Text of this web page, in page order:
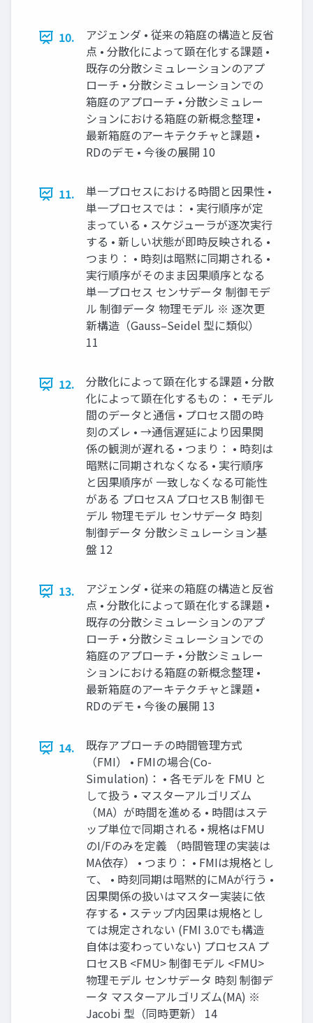
10.
アジェンダ • 従来の箱庭の構造と反省
点 • 分散化によって顕在化する課題 •
既存の分散シミュレーションのアプ
ローチ • 分散シミュレーションでの
箱庭のアプローチ • 分散シミュレー
ションにおける箱庭の新概念整理 •
最新箱庭のアーキテクチャと課題 •
RDのデモ • 今後の展開 10
11.
単一プロセスにおける時間と因果性 •
単一プロセスでは： • 実行順序が定
まっている • スケジューラが逐次実行
する • 新しい状態が即時反映される •
つまり： • 時刻は暗黙に同期される •
実行順序がそのまま因果順序となる
単一プロセス センサデータ 制御モデ
ル 制御データ 物理モデル ※ 逐次更
新構造（Gauss–Seidel 型に類似）
11
12.
分散化によって顕在化する課題 • 分散
化によって顕在化するもの： • モデル
間のデータと通信 • プロセス間の時
刻のズレ • →通信遅延により因果関
係の観測が遅れる • つまり： • 時刻は
暗黙に同期されなくなる • 実行順序
と因果順序が 一致しなくなる可能性
がある プロセスA プロセスB 制御モ
デル 物理モデル センサデータ 時刻
制御データ 分散シミュレーション基
盤 12
13.
アジェンダ • 従来の箱庭の構造と反省
点 • 分散化によって顕在化する課題 •
既存の分散シミュレーションのアプ
ローチ • 分散シミュレーションでの
箱庭のアプローチ • 分散シミュレー
ションにおける箱庭の新概念整理 •
最新箱庭のアーキテクチャと課題 •
RDのデモ • 今後の展開 13
14.
既存アプローチの時間管理方式
（FMI） • FMIの場合(Co-
Simulation)： • 各モデルを FMU と
して扱う • マスターアルゴリズム
（MA）が時間を進める • 時間はステ
ップ単位で同期される • 規格はFMU
のI/Fのみを定義 （時間管理の実装は
MA依存） • つまり： • FMIは規格とし
て、 • 時刻同期は暗黙的にMAが行う •
因果関係の扱いはマスター実装に依
存する • ステップ内因果は規格とし
ては規定されない (FMI 3.0でも構造
自体は変わっていない) プロセスA プ
ロセスB <FMU> 制御モデル <FMU>
物理モデル センサデータ 時刻 制御デ
ータ マスターアルゴリズム(MA) ※
Jacobi 型（同時更新） 14